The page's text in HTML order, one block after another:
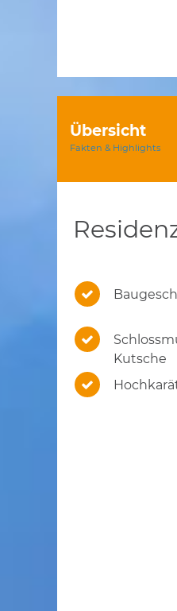
Übersicht
Fakten & Highlights
Kutsche